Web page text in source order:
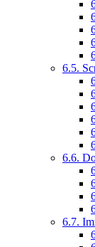
6.5.
6.6.
6.7.